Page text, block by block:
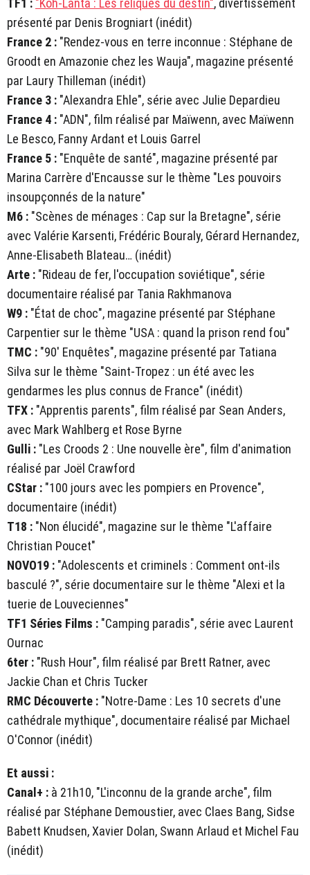
TF1 : "Koh-Lanta : Les reliques du destin", divertissement
présenté par Denis Brogniart (inédit)
France 2 : "Rendez-vous en terre inconnue : Stéphane de
Groodt en Amazonie chez les Wauja", magazine présenté
par Laury Thilleman (inédit)
France 3 : "Alexandra Ehle", série avec Julie Depardieu
France 4 : "ADN", film réalisé par Maïwenn, avec Maïwenn
Le Besco, Fanny Ardant et Louis Garrel
France 5 : "Enquête de santé", magazine présenté par
Marina Carrère d'Encausse sur le thème "Les pouvoirs
insoupçonnés de la nature"
M6 : "Scènes de ménages : Cap sur la Bretagne", série
avec Valérie Karsenti, Frédéric Bouraly, Gérard Hernandez,
Anne-Elisabeth Blateau… (inédit)
Arte : "Rideau de fer, l'occupation soviétique", série
documentaire réalisé par Tania Rakhmanova
W9 : "État de choc", magazine présenté par Stéphane
Carpentier sur le thème "USA : quand la prison rend fou"
TMC : "90' Enquêtes", magazine présenté par Tatiana
Silva sur le thème "Saint-Tropez : un été avec les
gendarmes les plus connus de France" (inédit)
TFX : "Apprentis parents", film réalisé par Sean Anders,
avec Mark Wahlberg et Rose Byrne
Gulli : "Les Croods 2 : Une nouvelle ère", film d'animation
réalisé par Joël Crawford
CStar : "100 jours avec les pompiers en Provence",
documentaire (inédit)
T18 : "Non élucidé", magazine sur le thème "L'affaire
Christian Poucet"
NOVO19 : "Adolescents et criminels : Comment ont-ils
basculé ?", série documentaire sur le thème "Alexi et la
tuerie de Louveciennes"
TF1 Séries Films : "Camping paradis", série avec Laurent
Ournac
6ter : "Rush Hour", film réalisé par Brett Ratner, avec
Jackie Chan et Chris Tucker
RMC Découverte : "Notre-Dame : Les 10 secrets d'une
cathédrale mythique", documentaire réalisé par Michael
O'Connor (inédit)
Et aussi :
Canal+ : à 21h10, "L'inconnu de la grande arche", film
réalisé par Stéphane Demoustier, avec Claes Bang, Sidse
Babett Knudsen, Xavier Dolan, Swann Arlaud et Michel Fau
(inédit)